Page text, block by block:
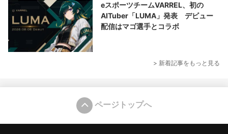
eスポーツチームVARREL、初の
AITuber「LUMA」発表 デビュー
配信はマゴ選手とコラボ
> 新着記事をもっと見る
ページトップへ